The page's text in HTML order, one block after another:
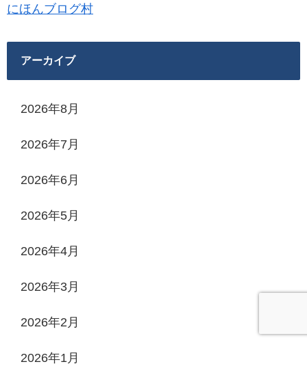
にほんブログ村
アーカイブ
2026年8月
2026年7月
2026年6月
2026年5月
2026年4月
2026年3月
2026年2月
2026年1月